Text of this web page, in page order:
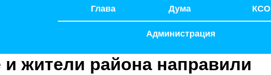
Глава КСО
Дума
Администрация
и жители района направили